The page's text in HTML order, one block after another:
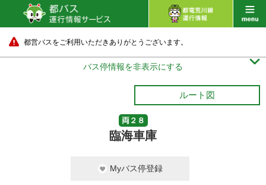
都営バスをご利用いただきありがとうございます。
バス停情報を非表示にする 
ルート図
両２８
臨海車庫
Myバス停登録